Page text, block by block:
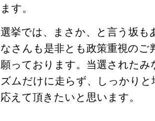
ます。
選挙では、まさか、と言う坂も
なさんも是非とも政策重視の
願っております。当選された
ズムだけに走らず、しっかり
応えて頂きたいと思います。